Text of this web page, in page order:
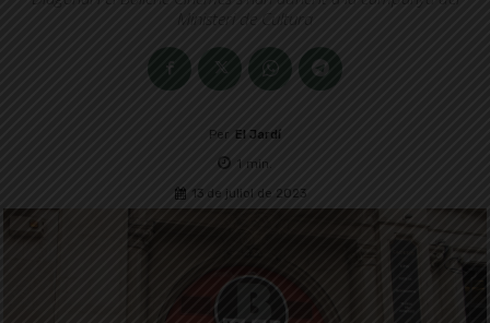
Ministeri de Cultura
Per El Jardí
1 min.
13 de juliol de 2023